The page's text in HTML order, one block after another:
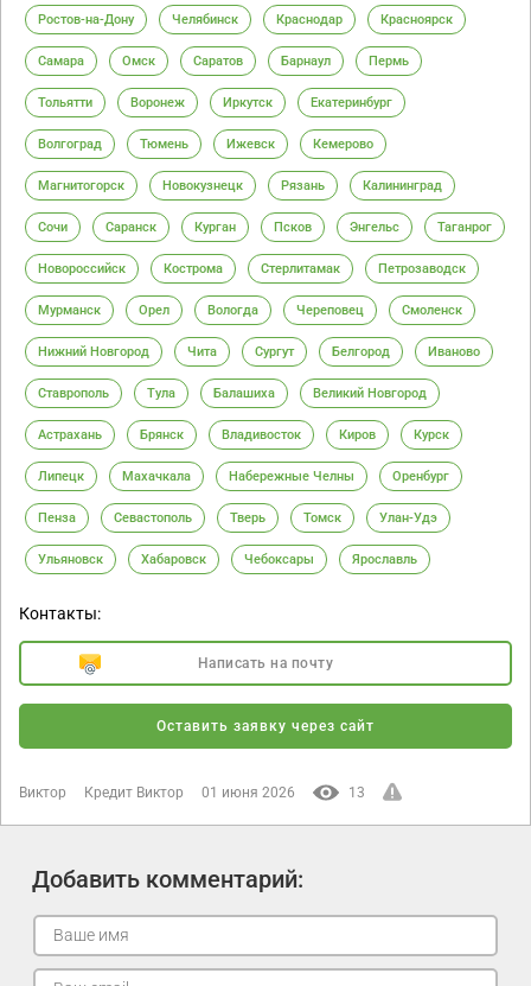
Ростов-на-Дону Челябинск Краснодар Красноярск
Самара Омск Саратов Барнаул Пермь
Тольятти Воронеж Иркутск Екатеринбург
Волгоград Тюмень Ижевск Кемерово
Магнитогорск Новокузнецк Рязань Калининград
Сочи Саранск Курган Псков Энгельс Таганрог
Новороссийск Кострома Стерлитамак Петрозаводск
Мурманск Орел Вологда Череповец Смоленск
Нижний Новгород Чита Сургут Белгород Иваново
Ставрополь Тула Балашиха Великий Новгород
Астрахань Брянск Владивосток Киров Курск
Липецк Махачкала Набережные Челны Оренбург
Пенза Севастополь Тверь Томск Улан-Удэ
Ульяновск Хабаровск Чебоксары Ярославль
Контакты:
Написать на почту
Оставить заявку через сайт
Виктор Кредит Виктор 01 июня 2026 13
Добавить комментарий: